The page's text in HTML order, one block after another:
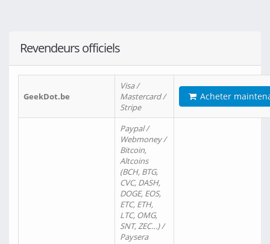
Revendeurs officiels
GeekDot.be
Visa /
Mastercard /
Stripe
Acheter
Paypal /
Webmoney /
Bitcoin,
Altcoins
(BCH, BTG,
CVC, DASH,
DOGE, EOS,
ETC, ETH,
LTC, OMG,
SNT, ZEC…) /
Paysera